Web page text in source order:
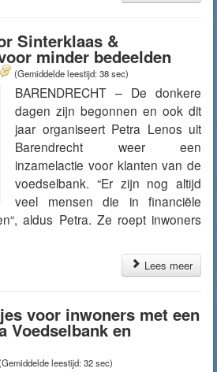
Sinterklaas &
minder bedeelden
(Gemiddelde leestijd: 38 sec)
BARENDRECHT – De donkere
dagen zijn begonnen en ook dit
jaar organiseert Petra Lenos uit
Barendrecht weer een
inzamelactie voor klanten van de
voedselbank. “Er zijn nog altijd
veel mensen die in financiële
aldus Petra. Ze roept inwoners
Lees meer
voor inwoners met een
Voedselbank en
leestijd: 32 sec)